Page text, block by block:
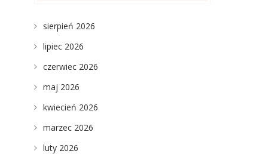
sierpień 2026
lipiec 2026
czerwiec 2026
maj 2026
kwiecień 2026
marzec 2026
luty 2026